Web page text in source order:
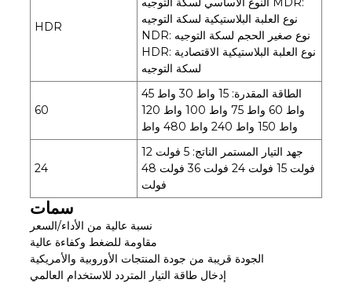
HDR
نوع العلبة البلاستيكية لسكة التوجيه
NDR: نوع صغير الحجم لسكة التوجيه
HDR: نوع العلبة البلاستيكية الاقتصادية
لسكة التوجيه
60
الطاقة المقدرة: 15 واط 30 واط 45
واط 60 واط 75 واط 100 واط 120
واط 150 واط 240 واط 480 واط
24
جهد التيار المستمر الناتج: 5 فولت 12
فولت 15 فولت 24 فولت 36 فولت 48
فولت
سمات
نسبة عالية من الأداء/السعر
مقاومة للضغط وكفاءة عالية
الجودة قريبة من جودة المنتجات الأوروبية والأمريكية
إدخال طاقة التيار المتردد للاستخدام العالمي